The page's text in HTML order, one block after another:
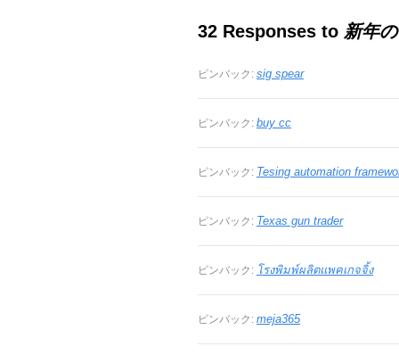
32 Responses to 新年
ピンバック: sig spear
ピンバック: buy cc
ピンバック: Tesing automation
ピンバック: Texas gun trader
ピンバック: โรงพิมพ์ผลิตแพคเกจจิ้ง
ピンバック: meja365